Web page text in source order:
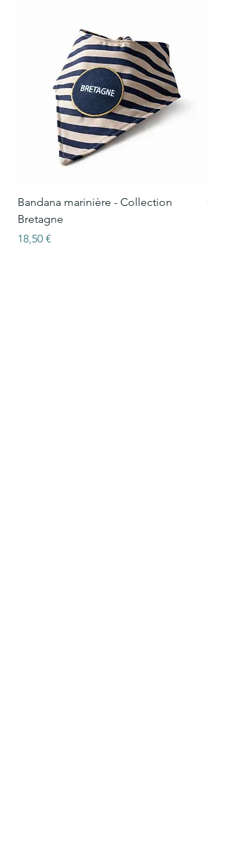
Bandana marinière - Collection
Bretagne
Prix
18,50 €